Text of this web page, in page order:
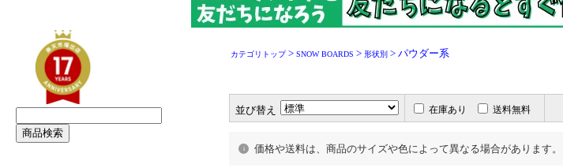
カテゴリトップ> SNOW BOARDS > 形状別 > パウダー系
並び替え 在庫あり 送料無料
価格や送料は、商品のサイズや色によって異なる場合があります。